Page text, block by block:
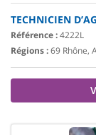
TECHNICIEN
Référence :4222L
Régions :69 Rhône,